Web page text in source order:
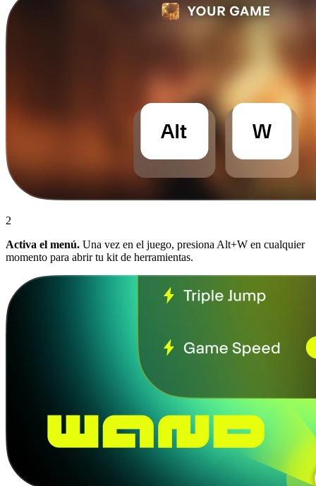
2
Activa el menú. Una vez en el juego, presiona Alt+W en cualquier
momento para abrir tu kit de herramientas.